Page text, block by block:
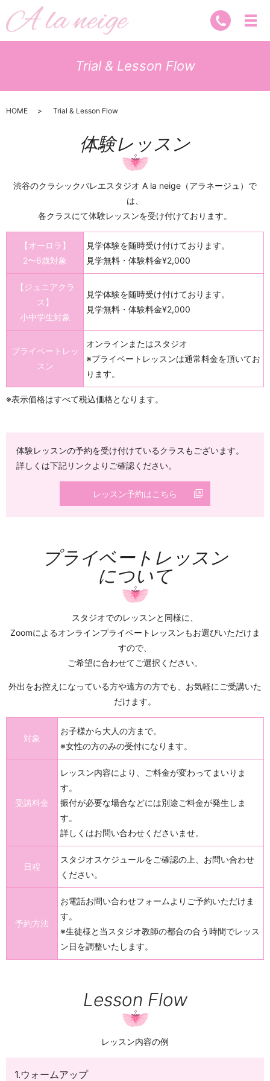
Trial & Lesson Flow
HOME Trial & Lesson Flow
体験レッスン
渋谷のクラシックバレエスタジオ A la neige（アラネージュ）で
は、
各クラスにて体験レッスンを受け付けております。
【オーロラ】
2〜6歳対象
見学体験を随時受け付けております。
見学無料・体験料金¥2,000
【ジュニアクラ
ス】
小中学生対象
見学体験を随時受け付けております。
見学無料・体験料金¥2,000
プライベートレッ
スン
オンラインまたはスタジオ
※プライベートレッスンは通常料金を頂いてお
ります。
※表示価格はすべて税込価格となります。
体験レッスンの予約を受け付けているクラスもございます。
詳しくは下記リンクよりご確認ください。
レッスン予約はこちら
プライベートレッスン
について
スタジオでのレッスンと同様に、
Zoomによるオンラインプライベートレッスンもお選びいただけま
すので、
ご希望に合わせてご選択ください。
外出をお控えになっている方や遠方の方でも、お気軽にご受講いた
だけます。
対象
お子様から大人の方まで。
※女性の方のみの受付になります。
受講料金
レッスン内容により、ご料金が変わってまいりま
す。
振付が必要な場合などには別途ご料金が発生しま
す。
詳しくはお問い合わせくださいませ。
日程
スタジオスケジュールをご確認の上、お問い合わせ
ください。
予約方法
お電話お問い合わせフォームよりご予約いただけま
す。
※生徒様と当スタジオ教師の都合の合う時間でレッス
ン日を調整いたします。
Lesson Flow
レッスン内容の例
1.ウォームアップ